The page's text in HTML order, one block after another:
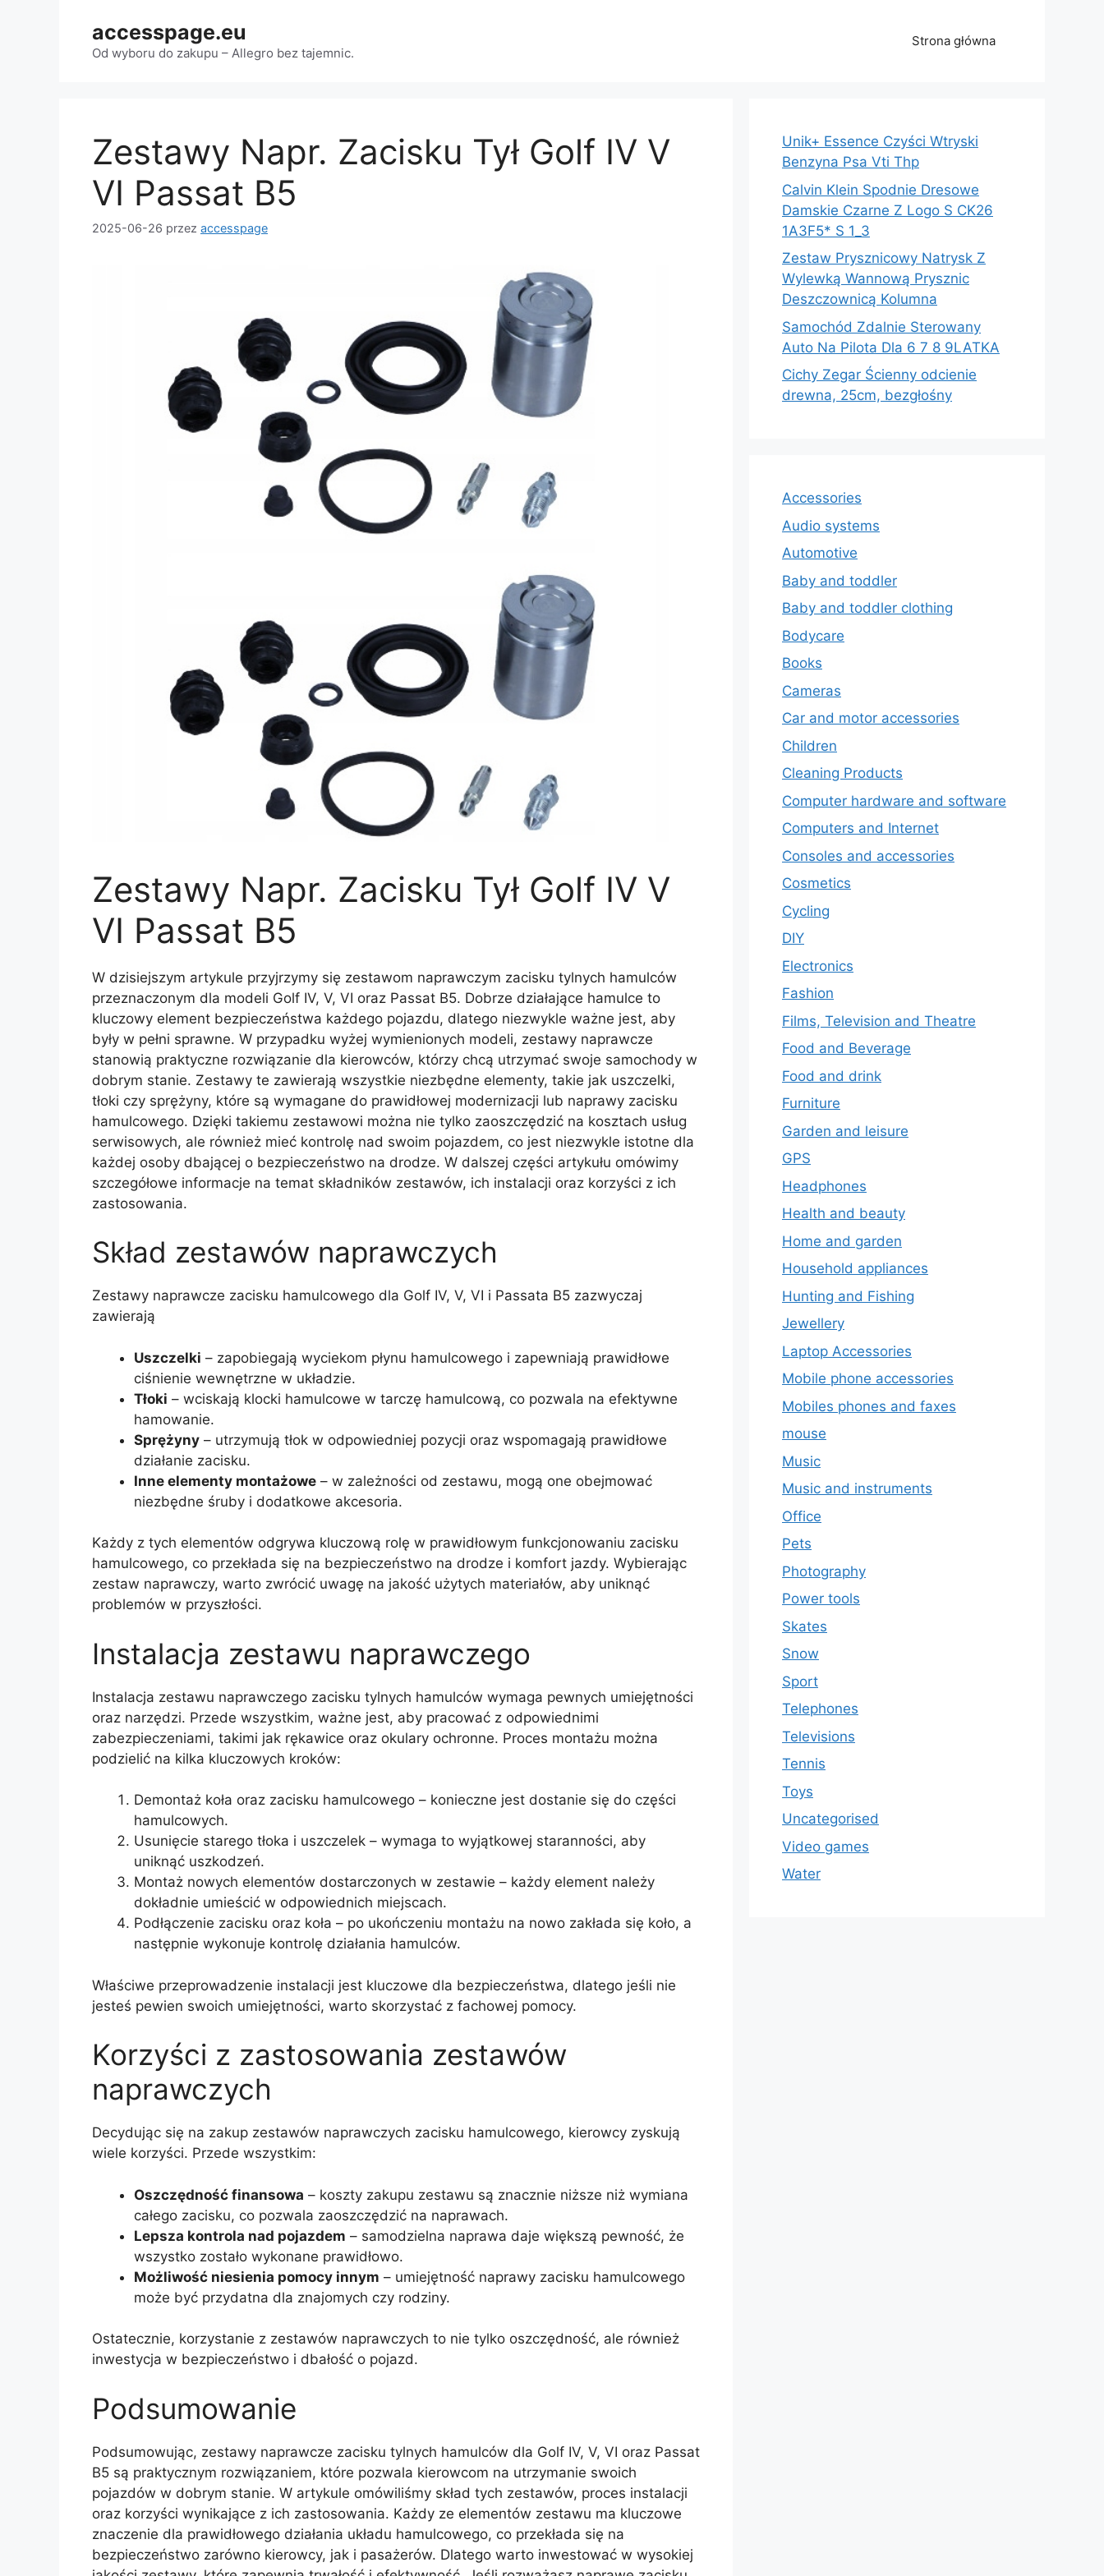
accesspage.eu
Od wyboru do zakupu – Allegro bez tajemnic.
Strona główna
Zestawy Napr. Zacisku Tył Golf IV V
VI Passat B5
2025-06-26 przez accesspage
Zestawy Napr. Zacisku Tył Golf IV V
VI Passat B5
W dzisiejszym artykule przyjrzymy się zestawom naprawczym zacisku tylnych hamulców
przeznaczonym dla modeli Golf IV, V, VI oraz Passat B5. Dobrze działające hamulce to
kluczowy element bezpieczeństwa każdego pojazdu, dlatego niezwykle ważne jest, aby
były w pełni sprawne. W przypadku wyżej wymienionych modeli, zestawy naprawcze
stanowią praktyczne rozwiązanie dla kierowców, którzy chcą utrzymać swoje samochody w
dobrym stanie. Zestawy te zawierają wszystkie niezbędne elementy, takie jak uszczelki,
tłoki czy sprężyny, które są wymagane do prawidłowej modernizacji lub naprawy zacisku
hamulcowego. Dzięki takiemu zestawowi można nie tylko zaoszczędzić na kosztach usług
serwisowych, ale również mieć kontrolę nad swoim pojazdem, co jest niezwykle istotne dla
każdej osoby dbającej o bezpieczeństwo na drodze. W dalszej części artykułu omówimy
szczegółowe informacje na temat składników zestawów, ich instalacji oraz korzyści z ich
zastosowania.
Skład zestawów naprawczych
Zestawy naprawcze zacisku hamulcowego dla Golf IV, V, VI i Passata B5 zazwyczaj
zawierają
Uszczelki – zapobiegają wyciekom płynu hamulcowego i zapewniają prawidłowe
ciśnienie wewnętrzne w układzie.
Tłoki – wciskają klocki hamulcowe w tarczę hamulcową, co pozwala na efektywne
hamowanie.
Sprężyny – utrzymują tłok w odpowiedniej pozycji oraz wspomagają prawidłowe
działanie zacisku.
Inne elementy montażowe – w zależności od zestawu, mogą one obejmować
niezbędne śruby i dodatkowe akcesoria.
Każdy z tych elementów odgrywa kluczową rolę w prawidłowym funkcjonowaniu zacisku
hamulcowego, co przekłada się na bezpieczeństwo na drodze i komfort jazdy. Wybierając
zestaw naprawczy, warto zwrócić uwagę na jakość użytych materiałów, aby uniknąć
problemów w przyszłości.
Instalacja zestawu naprawczego
Instalacja zestawu naprawczego zacisku tylnych hamulców wymaga pewnych umiejętności
oraz narzędzi. Przede wszystkim, ważne jest, aby pracować z odpowiednimi
zabezpieczeniami, takimi jak rękawice oraz okulary ochronne. Proces montażu można
podzielić na kilka kluczowych kroków:
Demontaż koła oraz zacisku hamulcowego – konieczne jest dostanie się do części
hamulcowych.
Usunięcie starego tłoka i uszczelek – wymaga to wyjątkowej staranności, aby
uniknąć uszkodzeń.
Montaż nowych elementów dostarczonych w zestawie – każdy element należy
dokładnie umieścić w odpowiednich miejscach.
Podłączenie zacisku oraz koła – po ukończeniu montażu na nowo zakłada się koło, a
następnie wykonuje kontrolę działania hamulców.
Właściwe przeprowadzenie instalacji jest kluczowe dla bezpieczeństwa, dlatego jeśli nie
jesteś pewien swoich umiejętności, warto skorzystać z fachowej pomocy.
Korzyści z zastosowania zestawów
naprawczych
Decydując się na zakup zestawów naprawczych zacisku hamulcowego, kierowcy zyskują
wiele korzyści. Przede wszystkim:
Oszczędność finansowa – koszty zakupu zestawu są znacznie niższe niż wymiana
całego zacisku, co pozwala zaoszczędzić na naprawach.
Lepsza kontrola nad pojazdem – samodzielna naprawa daje większą pewność, że
wszystko zostało wykonane prawidłowo.
Możliwość niesienia pomocy innym – umiejętność naprawy zacisku hamulcowego
może być przydatna dla znajomych czy rodziny.
Ostatecznie, korzystanie z zestawów naprawczych to nie tylko oszczędność, ale również
inwestycja w bezpieczeństwo i dbałość o pojazd.
Podsumowanie
Podsumowując, zestawy naprawcze zacisku tylnych hamulców dla Golf IV, V, VI oraz Passat
B5 są praktycznym rozwiązaniem, które pozwala kierowcom na utrzymanie swoich
pojazdów w dobrym stanie. W artykule omówiliśmy skład tych zestawów, proces instalacji
oraz korzyści wynikające z ich zastosowania. Każdy ze elementów zestawu ma kluczowe
znaczenie dla prawidłowego działania układu hamulcowego, co przekłada się na
bezpieczeństwo zarówno kierowcy, jak i pasażerów. Dlatego warto inwestować w wysokiej
Unik+ Essence Czyści Wtryski
Benzyna Psa Vti Thp
Calvin Klein Spodnie Dresowe
Damskie Czarne Z Logo S CK26
1A3F5* S 1_3
Zestaw Prysznicowy Natrysk Z
Wylewką Wannową Prysznic
Deszczownicą Kolumna
Samochód Zdalnie Sterowany
Auto Na Pilota Dla 6 7 8 9LATKA
Cichy Zegar Ścienny odcienie
drewna, 25cm, bezgłośny
Accessories
Audio systems
Automotive
Baby and toddler
Baby and toddler clothing
Bodycare
Books
Cameras
Car and motor accessories
Children
Cleaning Products
Computer hardware and software
Computers and Internet
Consoles and accessories
Cosmetics
Cycling
DIY
Electronics
Fashion
Films, Television and Theatre
Food and Beverage
Food and drink
Furniture
Garden and leisure
GPS
Headphones
Health and beauty
Home and garden
Household appliances
Hunting and Fishing
Jewellery
Laptop Accessories
Mobile phone accessories
Mobiles phones and faxes
mouse
Music
Music and instruments
Office
Pets
Photography
Power tools
Skates
Snow
Sport
Telephones
Televisions
Tennis
Toys
Uncategorised
Video games
Water